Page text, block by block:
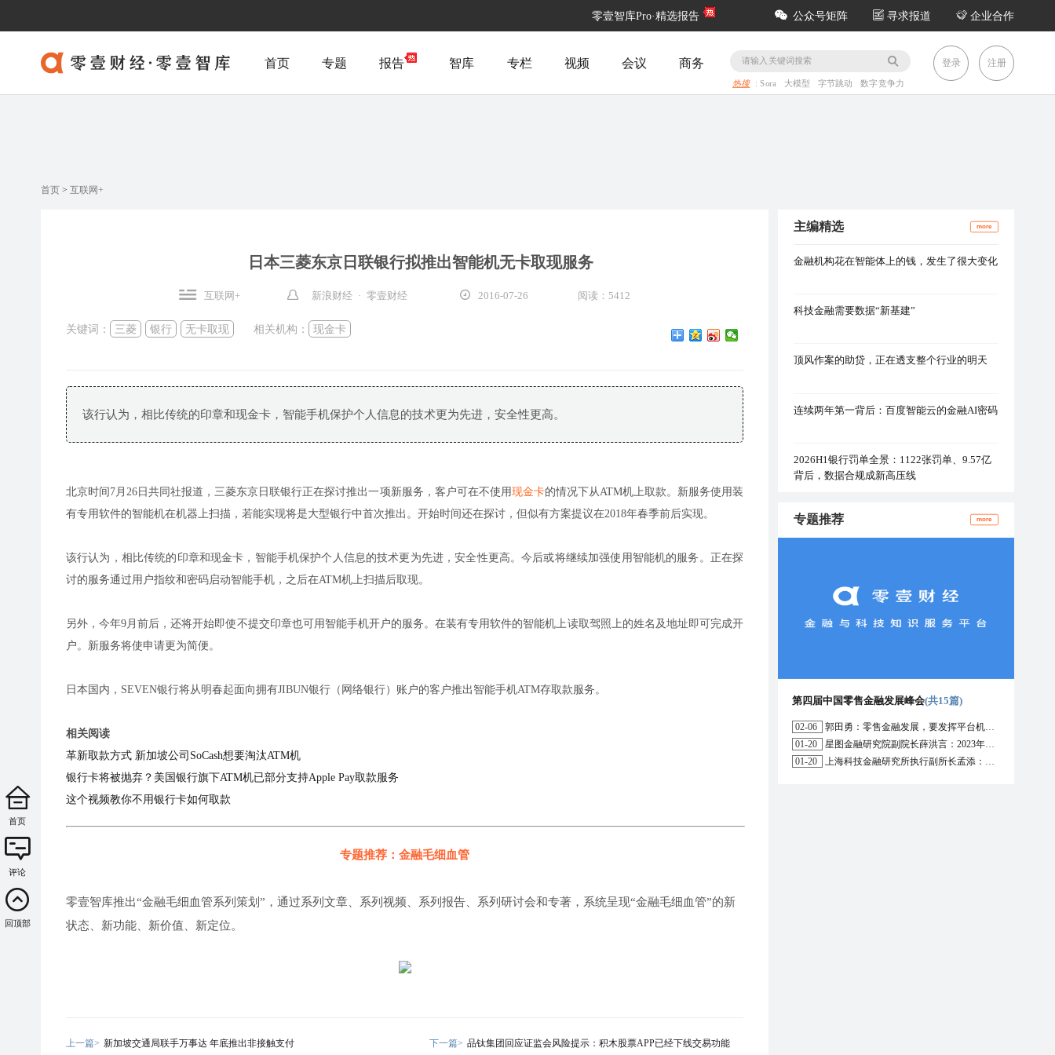
零壹智库Pro·精选报告 公众号矩阵 寻求报道 企业合作
首页 专题 报告 智库 专栏 视频 会议 商务
热搜 :Sora 大模型 字节跳动 数字竞争力
登录 注册
首页 > 互联网+
日本三菱东京日联银行拟推出智能机无卡取现服务
互联网+ 新浪财经 · 零壹财经 2016-07-26 阅读：5412
关键词： 三菱 银行 无卡取现 相关机构： 现金卡
该行认为，相比传统的印章和现金卡，智能手机保护个人信息的技术更为先进，安全性更高。
北京时间7月26日共同社报道，三菱东京日联银行正在探讨推出一项新服务，客户可在不使用现金卡的情况下从ATM机上取款。新服务使用装
有专用软件的智能机在机器上扫描，若能实现将是大型银行中首次推出。开始时间还在探讨，但似有方案提议在2018年春季前后实现。
该行认为，相比传统的印章和现金卡，智能手机保护个人信息的技术更为先进，安全性更高。今后或将继续加强使用智能机的服务。 正在探
讨的服务通过用户指纹和密码启动智能手机，之后在ATM机上扫描后取现。
另外，今年9月前后，还将开始即使不提交印章也可用智能手机开户的服务。在装有专用软件的智能机上读取驾照上的姓名及地址即可完成开
户。新服务将使申请更为简便。
日本国内，SEVEN银行将从明春起面向拥有JIBUN银行（网络银行）账户的客户推出智能手机ATM存取款服务。
相关阅读
革新取款方式 新加坡公司SoCash想要淘汰ATM机
银行卡将被抛弃？美国银行旗下ATM机已部分支持Apple Pay取款服务
这个视频教你不用银行卡如何取款
专题推荐：金融毛细血管
零壹智库推出“金融毛细血管系列策划”，通过系列文章、系列视频、系列报告、系列研讨会和专著，系统呈现“金融毛细血管”的新
状态、新功能、新价值、新定位。
上一篇> 新加坡交通局联手万事达 年底推出非接触支付 下一篇> 品钛集团回应证监会风险提示：积木股票APP已经下线交易功能
主编精选 more
金融机构花在智能体上的钱，发生了很大变化
科技金融需要数据“新基建”
顶风作案的助贷，正在透支整个行业的明天
连续两年第一背后：百度智能云的金融AI密码
2026H1银行罚单全景：1122张罚单、9.57亿
背后，数据合规成新高压线
专题推荐 more
第四届中国零售金融发展峰会(共15篇)
02-06
郭田勇：零售金融发展，要发挥平台机构的作用
01-20
星图金融研究院副院长薛洪言：2023年消费信贷或迎来新起点
01-20
上海科技金融研究所执行副所长孟添：开放银行与嵌入式金融为数字普惠金融带来更大发展空间
首页
评论
回顶部